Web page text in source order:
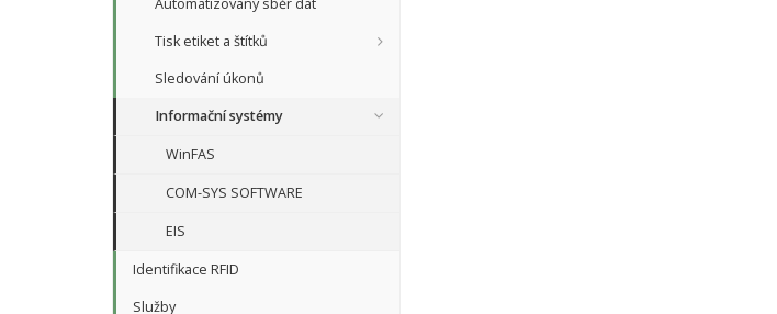
Automatizovaný sběr dat
Tisk etiket a štítků
Sledování úkonů
Informační systémy
WinFAS
COM-SYS SOFTWARE
EIS
Identifikace RFID
Služby